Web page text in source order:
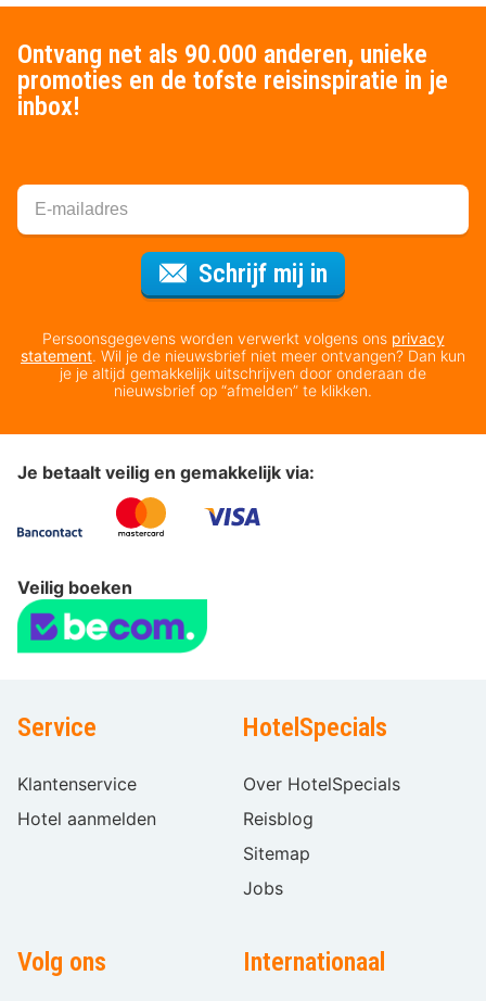
Ontvang net als 90.000 anderen, unieke
promoties en de tofste reisinspiratie in je
inbox!
Schrijf mij in
Persoonsgegevens worden verwerkt volgens ons privacy
statement. Wil je de nieuwsbrief niet meer ontvangen? Dan kun
je je altijd gemakkelijk uitschrijven door onderaan de
nieuwsbrief op “afmelden” te klikken.
Je betaalt veilig en gemakkelijk via:
Veilig boeken
Service
Klantenservice
Hotel aanmelden
HotelSpecials
Over HotelSpecials
Reisblog
Sitemap
Jobs
Volg ons Internationaal